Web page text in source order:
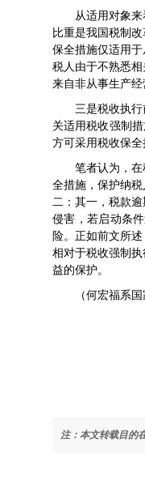
从适用对象来看
比重是我国税制
保全措施仅适用
税人由于不熟悉
来自非从事生产经
三是税收执行前
关适用税收强制
方可采用税收保全
笔者认为，在税
全措施，保护纳
二：其一，税款
侵害，若启动条
险。正如前文所
相对于税收强制
益的保护。
（何宏福系国
注：本文转载目的